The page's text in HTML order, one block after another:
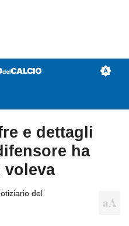
e dettagli
ha
voleva
del